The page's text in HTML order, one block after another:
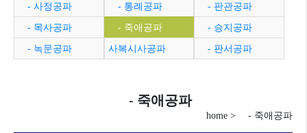
- 사정공파
- 통례공파
- 판관공파
- 목사공파
- 죽애공파
- 승지공파
- 녹문공파
사복시사공파 - 판서공파
- 죽애공파
home > - 죽애공파